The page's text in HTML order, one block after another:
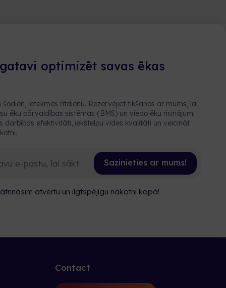
optimizēt savas ēkas
šodien, ietekmēs rītdienu. Rezervējiet tikšanos ar mums, lai
ēku pārvaldības sistēmas (BMS) un viedo ēku risinājumi
darbības efektivitāti, iekštelpu vides kvalitāti un veicināt
Sazinieties ar mums!
atvērtu un ilgtspējīgu nākotni kopā!
Contact